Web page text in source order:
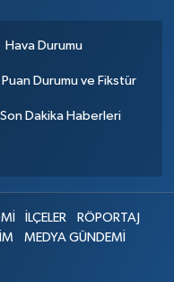
Hava Durumu
Puan Durumu ve Fikstür
Son Dakika Haberleri
İLÇELER
RÖPORTAJ
MEDYA GÜNDEMİ